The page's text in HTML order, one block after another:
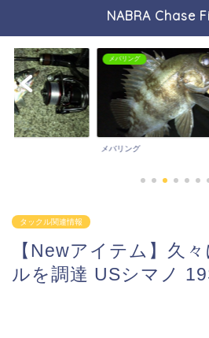
NABRA Chase
メバリング
メバリング
タックル関連情報
【Newアイテム】久
ルを調達 USシマノ